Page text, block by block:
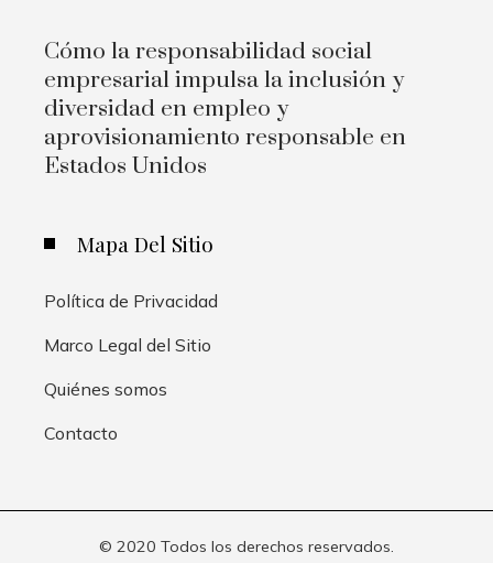
Cómo la responsabilidad social
empresarial impulsa la inclusión y
diversidad en empleo y
aprovisionamiento responsable en
Estados Unidos
Mapa Del Sitio
Política de Privacidad
Marco Legal del Sitio
Quiénes somos
Contacto
© 2020 Todos los derechos reservados.